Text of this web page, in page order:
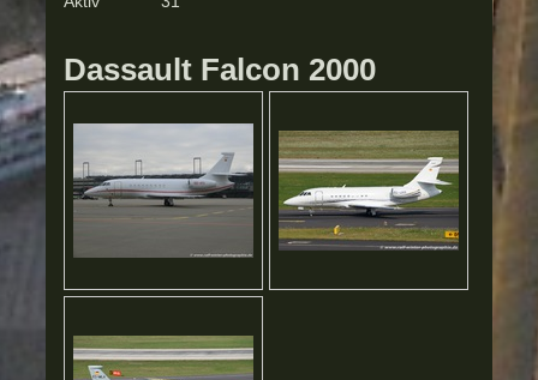
Dassault Falcon 2000